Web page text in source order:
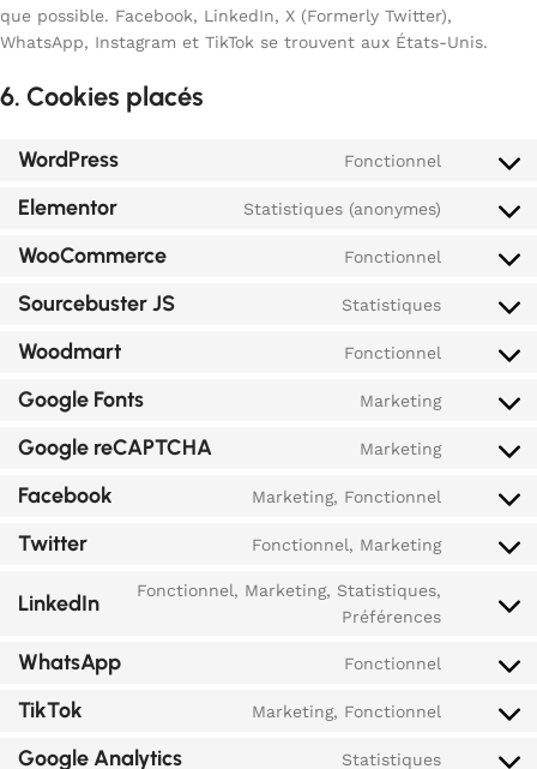
que possible. Facebook, LinkedIn, X (Formerly Twitter),
WhatsApp, Instagram et TikTok se trouvent aux États-Unis.
6. Cookies placés
WordPress Fonctionnel
Elementor Statistiques (anonymes)
WooCommerce Fonctionnel
Sourcebuster JS Statistiques
Woodmart Fonctionnel
Google Fonts Marketing
Google reCAPTCHA Marketing
Facebook Marketing, Fonctionnel
Twitter Fonctionnel, Marketing
LinkedIn
Fonctionnel, Marketing, Statistiques,
Préférences
WhatsApp Fonctionnel
TikTok Marketing, Fonctionnel
Google Analytics Statistiques